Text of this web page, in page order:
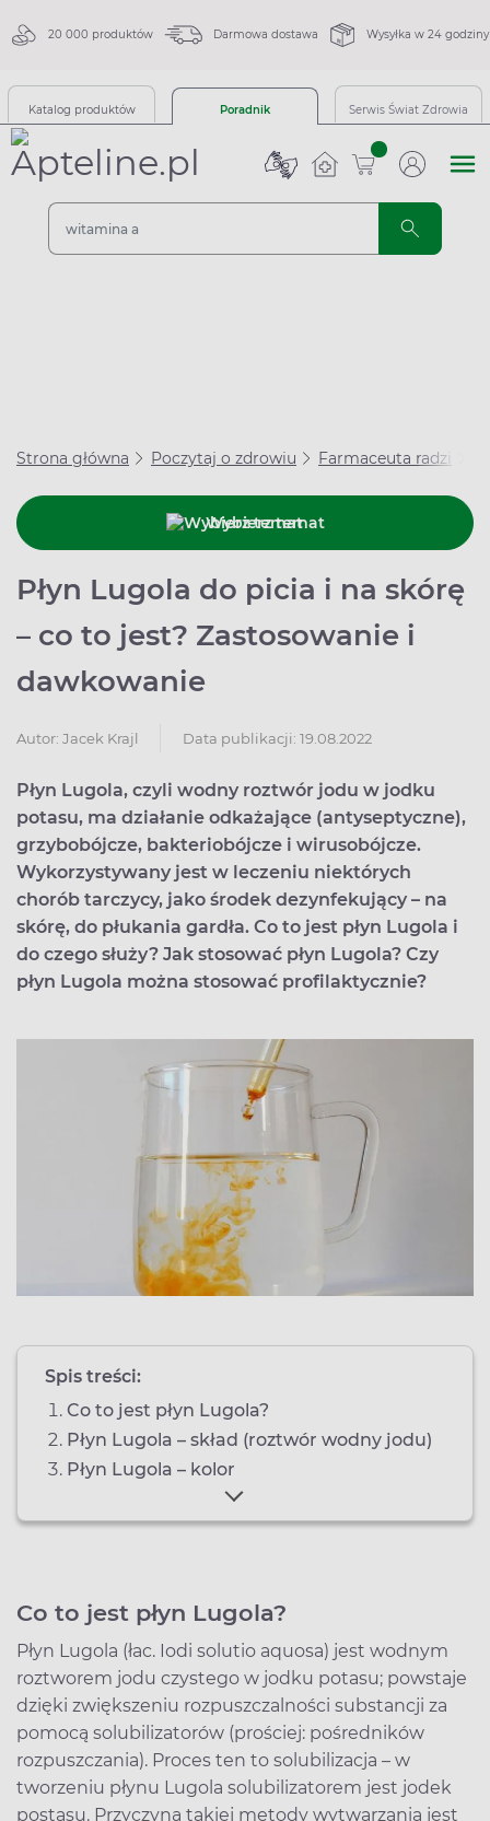
20 000 produktów Darmowa dostawa Wysyłka w 24 godziny
Katalog produktów Poradnik Serwis Świat Zdrowia
sztuk
Strona główna Poczytaj o zdrowiu Farmaceuta radzi
Wybierz temat
Płyn Lugola do picia i na skórę
– co to jest? Zastosowanie i
dawkowanie
Autor: Jacek Krajl Data publikacji: 19.08.2022
Płyn Lugola, czyli wodny roztwór jodu w jodku
potasu, ma działanie odkażające (antyseptyczne),
grzybobójcze, bakteriobójcze i wirusobójcze.
Wykorzystywany jest w leczeniu niektórych
chorób tarczycy, jako środek dezynfekujący – na
skórę, do płukania gardła. Co to jest płyn Lugola i
do czego służy? Jak stosować płyn Lugola? Czy
płyn Lugola można stosować profilaktycznie?
Spis treści:
Co to jest płyn Lugola?
Płyn Lugola – skład (roztwór wodny jodu)
Płyn Lugola – kolor
Co to jest płyn Lugola?
Płyn Lugola (łac. Iodi solutio aquosa) jest wodnym
roztworem jodu czystego w jodku potasu; powstaje
dzięki zwiększeniu rozpuszczalności substancji za
pomocą solubilizatorów (prościej: pośredników
rozpuszczania). Proces ten to solubilizacja – w
tworzeniu płynu Lugola solubilizatorem jest jodek
postasu. Przyczyną takiej metody wytwarzania jest